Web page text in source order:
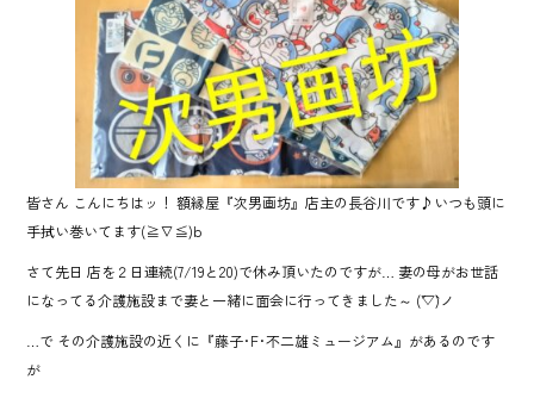
ok
皆さん こんにちはッ！ 額縁屋『次男画坊』店主の長谷川です♪いつも頭に
手拭い巻いてます(≧∇≦)b
さて先日 店を２日連続(7/19と20)で休み頂いたのですが… 妻の母がお世話
になってる介護施設まで妻と一緒に面会に行ってきました～ (´▽`)ノ
…で その介護施設の近くに『藤子･F･不二雄ミュージアム』があるのです
が